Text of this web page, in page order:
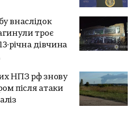
внаслідок
троє
річна дівчина
НПЗ рф знову
після атаки